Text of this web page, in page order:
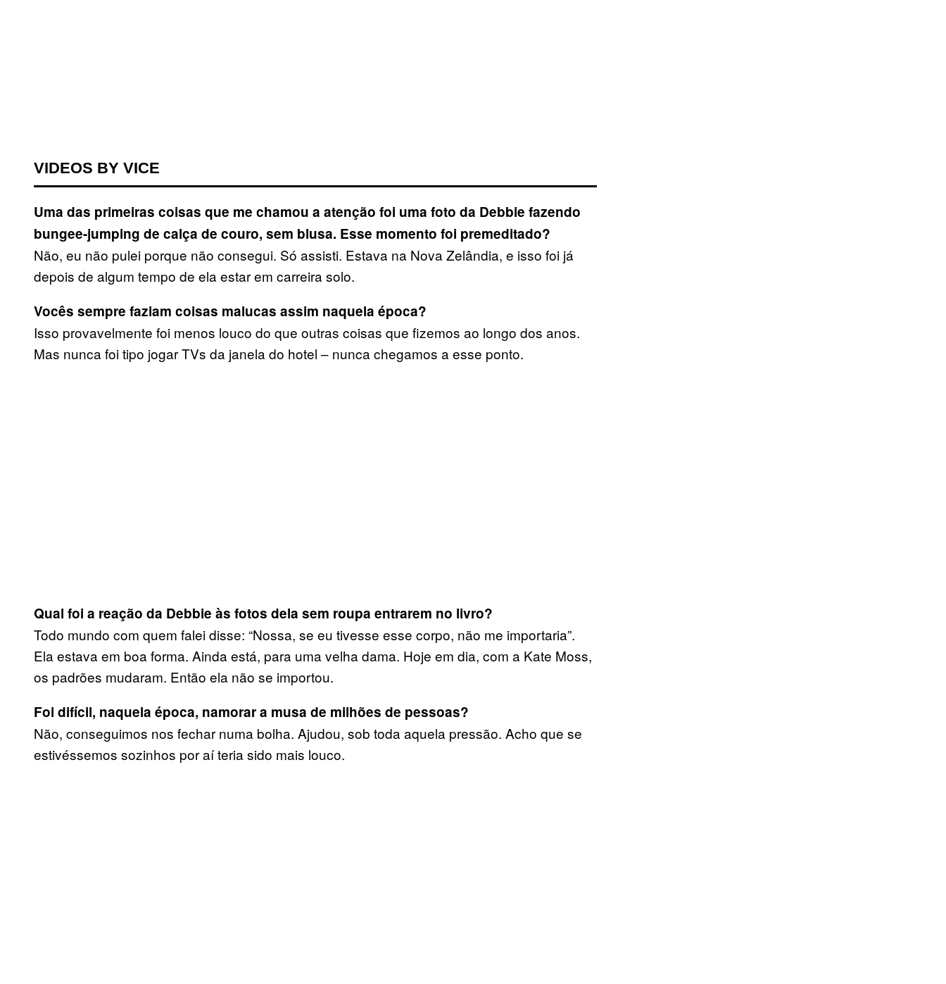
VIDEOS BY VICE
Uma das primeiras coisas que me chamou a atenção foi uma foto da Debbie fazendo
bungee-jumping de calça de couro, sem blusa. Esse momento foi premeditado?
Não, eu não pulei porque não consegui. Só assisti. Estava na Nova Zelândia, e isso foi já
depois de algum tempo de ela estar em carreira solo.
Vocês sempre faziam coisas malucas assim naquela época?
Isso provavelmente foi menos louco do que outras coisas que fizemos ao longo dos anos.
Mas nunca foi tipo jogar TVs da janela do hotel – nunca chegamos a esse ponto.
Qual foi a reação da Debbie às fotos dela sem roupa entrarem no livro?
Todo mundo com quem falei disse: “Nossa, se eu tivesse esse corpo, não me importaria”.
Ela estava em boa forma. Ainda está, para uma velha dama. Hoje em dia, com a Kate Moss,
os padrões mudaram. Então ela não se importou.
Foi difícil, naquela época, namorar a musa de milhões de pessoas?
Não, conseguimos nos fechar numa bolha. Ajudou, sob toda aquela pressão. Acho que se
estivéssemos sozinhos por aí teria sido mais louco.